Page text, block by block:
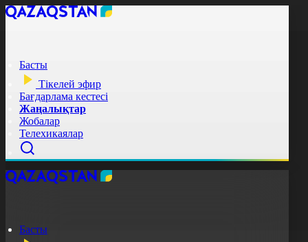
Басты
Тікелей эфир
Бағдарлама кестесі
Жаңалықтар
Жобалар
Телехикаялар
Басты